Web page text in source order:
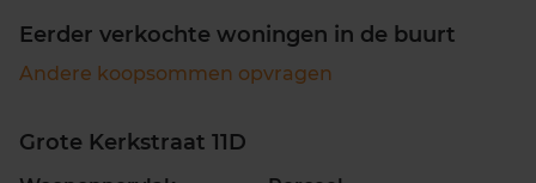
Eerder verkochte woningen in de buurt
Andere koopsommen opvragen
Grote Kerkstraat 11D